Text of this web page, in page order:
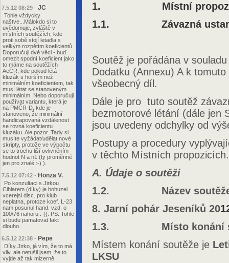
7.5.12 08:29 - JC
Tohle vždycky
naštve...Málokdo si to
uvědomuje, zvláště v
místních soutěžích, kde
proti sobě stojí letadla s
velkým rozpětím koeficientů.
Doporučuji dvě věci - buď
omezit spodní koeficient jako
to máme na soutěžích
AeČR, kde pokud létá
kluzák s horším než
minimálním koeficientem, tak
musí létat se stanoveným
minimálním. Nebo doporučuji
používat variantu, která je
na PMČR-D, kde je
stanoveno, že minimální
handicapovaná vzdálenost
se rovná koeficientu
kluzáku. Ale pozor. Tady si
musíte vyžádat/udělat nové
skripty, protože ve výpočtu
se to trochu liší ovlivněním
hodnot N a n1 (ty proměnné
jen pro znalé :-) ).
7.5.12 07:42 - Honza V.
Po konzultaci s Jirkou
Cihlarem (díky) je bohuzel
vcerejsi disc. pro klub
neplatna, protoze koef. L-23
nam posunul hand. vzd. o
100/76 nahoru :-((. PS. Tohle
si budu pamatovat fakt
dlouho.
6.5.12 22:38 - Pepe
Díky Jirko, já vím, že to má
vliv, ale netušil jsem, že to
vyjde až tak mizerně.
1. Místní
1.1. Závazná
Soutěž je pořádána v
Dodatku (Annexu) A k
všeobecný díl.
Dále je pro tuto soutěž
bezmotorové létání (dále jen
jsou uvedeny odchylky od
Postupy a procedury
v těchto Místních propozicích.
A. Údaje o soutěži
1.2. Název
8. Jarní pohár Jeseníků 20
1.3. Místo konání
Místem konání soutěže je